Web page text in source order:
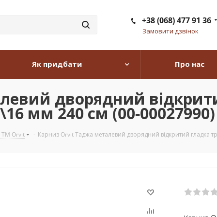
+38 (068) 477 91 36
Замовити дзвінок
Як придбати Про нас
дворядний
мм 240 см (00-00027990)
TM Orvit - Карниз Orvit Таджа металевий дворядний відкритий гладка